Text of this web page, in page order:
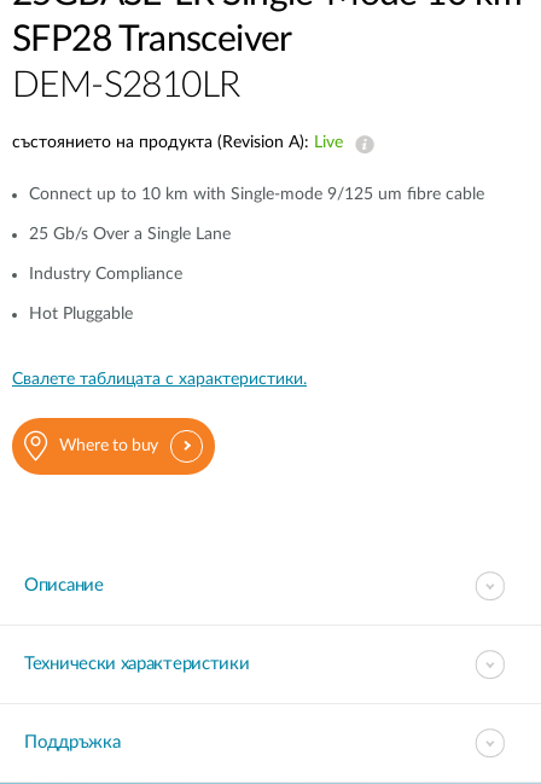
SFP28 Transceiver
DEM-S2810LR
състоянието на продукта (Revision A): Live
Connect up to 10 km with Single-mode 9/125 um fibre cable
25 Gb/s Over a Single Lane
Industry Compliance
Hot Pluggable
Свалете таблицата с характеристики.
Where to buy
Описание
Технически характеристики
Поддръжка